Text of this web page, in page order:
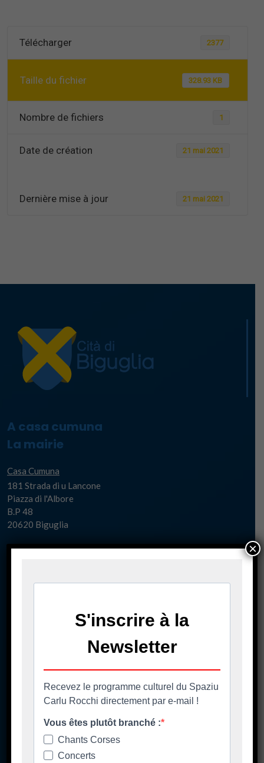
Télécharger 2377
Taille du fichier 328.93 KB
Nombre de fichiers 1
Date de création 21 mai 2021
Dernière mise à jour 21 mai 2021
A casa cumuna
La mairie
Casa Cumuna
181 Strada di u Lancone
Piazza di l'Albore
B.P 48
20620 Biguglia
Pè chjama ci - Contact
Ore di apertura
Les horaires d'ouverture
Spaziu Carlu Rocchi
130 Carrughju di Spezziolaccia
×